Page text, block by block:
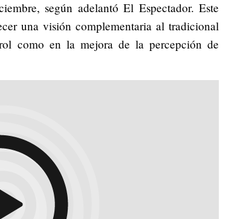
según adelantó El Espectador. Este
una visión complementaria al tradicional
como en la mejora de la percepción de